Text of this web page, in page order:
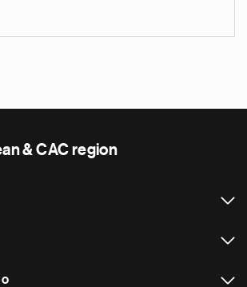
& CAC region